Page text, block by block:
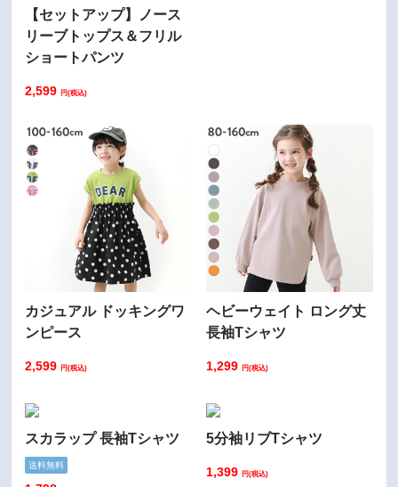
【セットアップ】ノース
リーブトップス＆フリル
ショートパンツ
2,599円(税込)
カジュアル ドッキングワ
ンピース
2,599円(税込)
ヘビーウェイト ロング丈
長袖Tシャツ
1,299 円(税込)
スカラップ 長袖Tシャツ
送料無料
5分袖リブTシャツ
1,399 円(税込)